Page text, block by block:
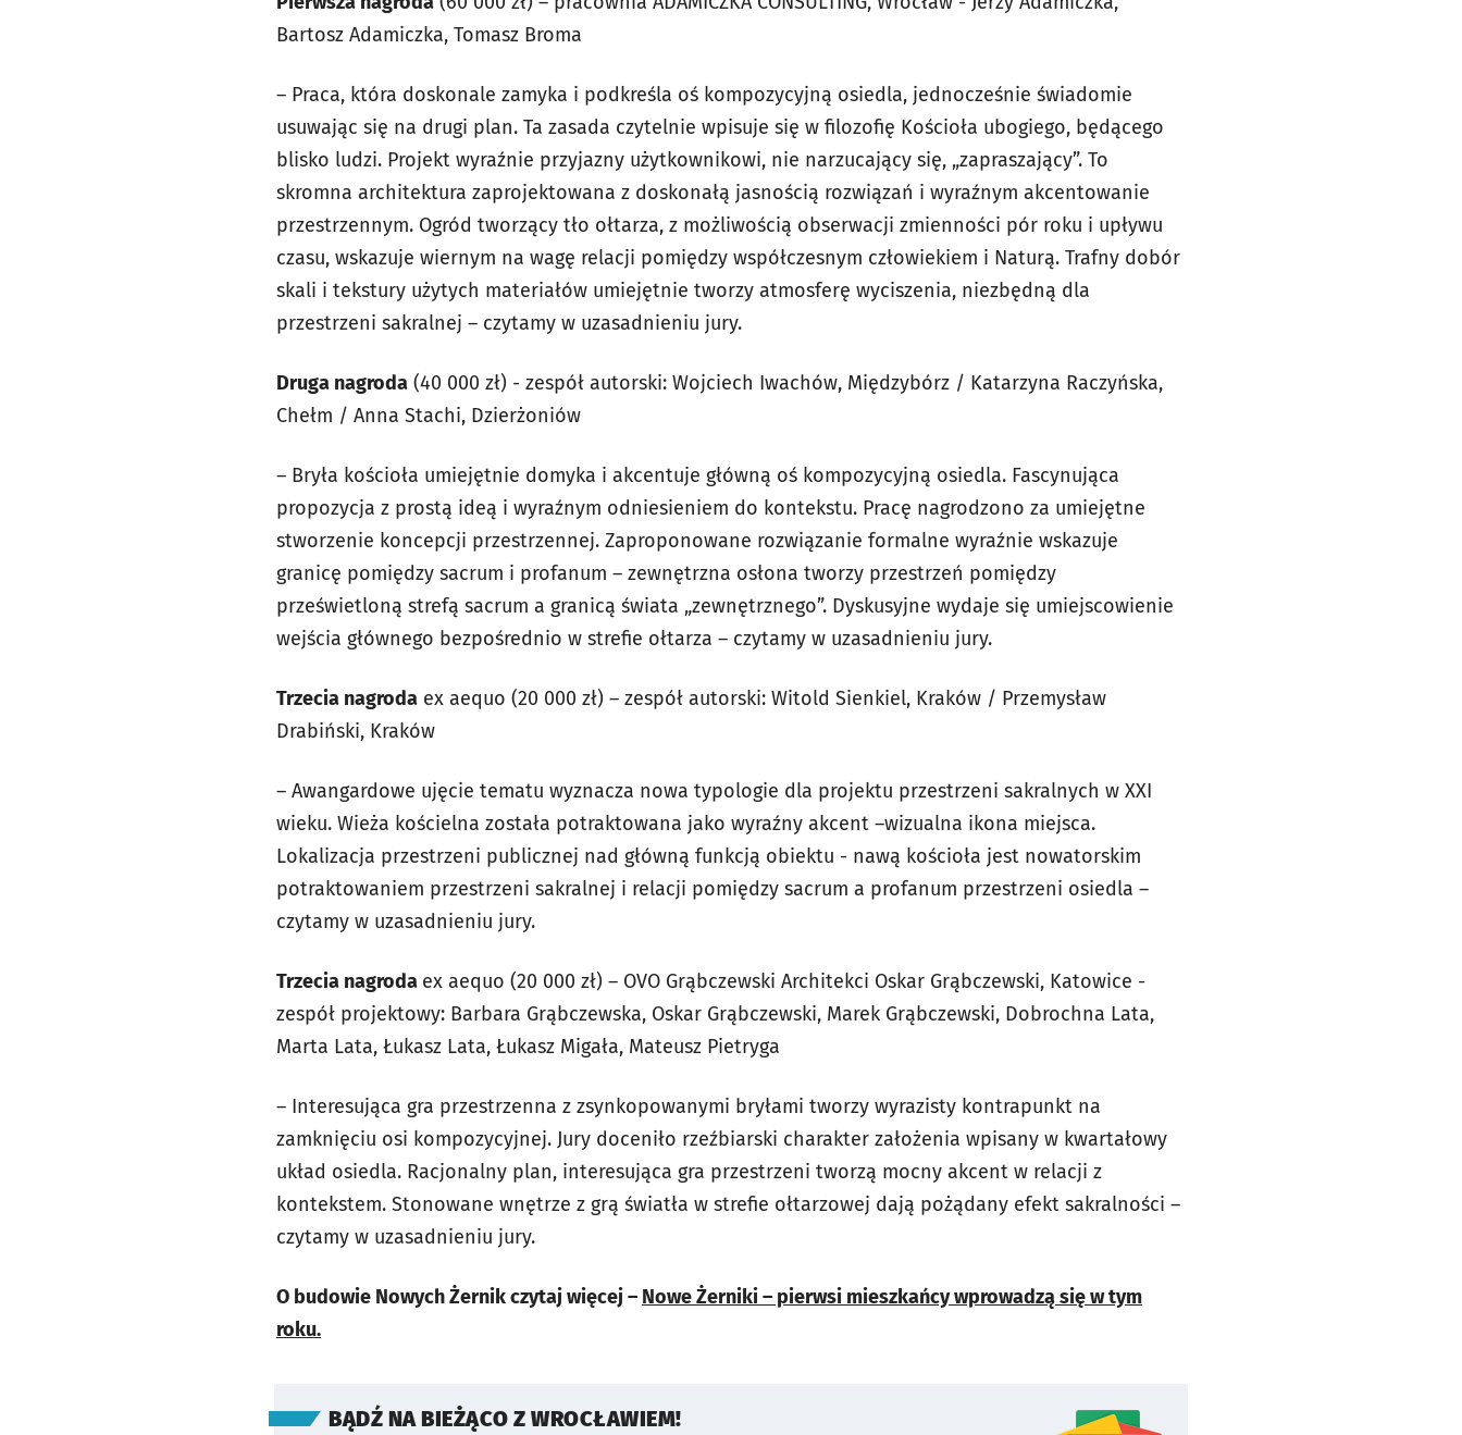
Bartosz Adamiczka, Tomasz Broma
– Praca, która doskonale zamyka i podkreśla oś kompozycyjną osiedla, jednocześnie świadomie
usuwając się na drugi plan. Ta zasada czytelnie wpisuje się w filozofię Kościoła ubogiego, będącego
blisko ludzi. Projekt wyraźnie przyjazny użytkownikowi, nie narzucający się, „zapraszający”. To
skromna architektura zaprojektowana z doskonałą jasnością rozwiązań i wyraźnym akcentowanie
przestrzennym. Ogród tworzący tło ołtarza, z możliwością obserwacji zmienności pór roku i upływu
czasu, wskazuje wiernym na wagę relacji pomiędzy współczesnym człowiekiem i Naturą. Trafny dobór
skali i tekstury użytych materiałów umiejętnie tworzy atmosferę wyciszenia, niezbędną dla
przestrzeni sakralnej – czytamy w uzasadnieniu jury.
Druga nagroda (40 000 zł) - zespół autorski: Wojciech Iwachów, Międzybórz / Katarzyna Raczyńska,
Chełm / Anna Stachi, Dzierżoniów
– Bryła kościoła umiejętnie domyka i akcentuje główną oś kompozycyjną osiedla. Fascynująca
propozycja z prostą ideą i wyraźnym odniesieniem do kontekstu. Pracę nagrodzono za umiejętne
stworzenie koncepcji przestrzennej. Zaproponowane rozwiązanie formalne wyraźnie wskazuje
granicę pomiędzy sacrum i profanum – zewnętrzna osłona tworzy przestrzeń pomiędzy
prześwietloną strefą sacrum a granicą świata „zewnętrznego”. Dyskusyjne wydaje się umiejscowienie
wejścia głównego bezpośrednio w strefie ołtarza – czytamy w uzasadnieniu jury.
Trzecia nagroda ex aequo (20 000 zł) – zespół autorski: Witold Sienkiel, Kraków / Przemysław
Drabiński, Kraków
– Awangardowe ujęcie tematu wyznacza nowa typologie dla projektu przestrzeni sakralnych w XXI
wieku. Wieża kościelna została potraktowana jako wyraźny akcent –wizualna ikona miejsca.
Lokalizacja przestrzeni publicznej nad główną funkcją obiektu - nawą kościoła jest nowatorskim
potraktowaniem przestrzeni sakralnej i relacji pomiędzy sacrum a profanum przestrzeni osiedla –
czytamy w uzasadnieniu jury.
Trzecia nagroda ex aequo (20 000 zł) – OVO Grąbczewski Architekci Oskar Grąbczewski, Katowice -
zespół projektowy: Barbara Grąbczewska, Oskar Grąbczewski, Marek Grąbczewski, Dobrochna Lata,
Marta Lata, Łukasz Lata, Łukasz Migała, Mateusz Pietryga
– Interesująca gra przestrzenna z zsynkopowanymi bryłami tworzy wyrazisty kontrapunkt na
zamknięciu osi kompozycyjnej. Jury doceniło rzeźbiarski charakter założenia wpisany w kwartałowy
układ osiedla. Racjonalny plan, interesująca gra przestrzeni tworzą mocny akcent w relacji z
kontekstem. Stonowane wnętrze z grą światła w strefie ołtarzowej dają pożądany efekt sakralności –
czytamy w uzasadnieniu jury.
O budowie Nowych Żernik czytaj więcej – Nowe Żerniki – pierwsi mieszkańcy wprowadzą się w tym
roku.
BĄDŹ NA BIEŻĄCO Z WROCŁAWIEM!